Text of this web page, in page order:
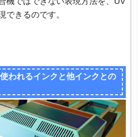
できるのです。
われるインクと他インクとの